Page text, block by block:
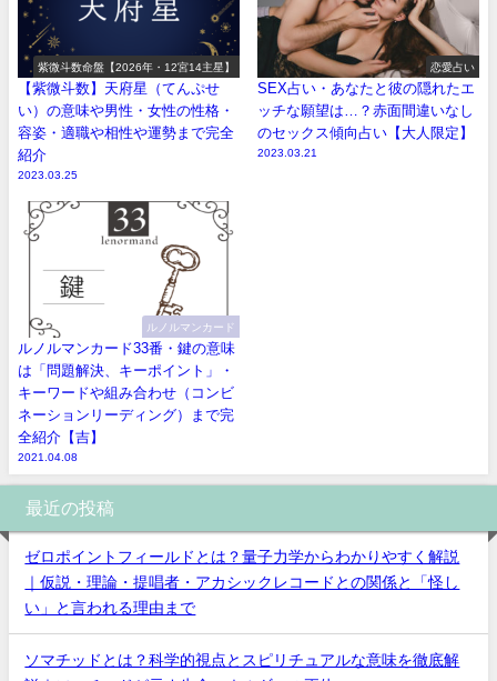
紫微斗数命盤【2026年・12宮14主星】
【紫微斗数】天府星（てんぷせ
い）の意味や男性・女性の性格・
容姿・適職や相性や運勢まで完全
紹介
2023.03.25
恋愛占い
SEX占い・あなたと彼の隠れたエ
ッチな願望は…？赤面間違いなし
のセックス傾向占い【大人限定】
2023.03.21
ルノルマンカード
ルノルマンカード33番・鍵の意味
は「問題解決、キーポイント」・
キーワードや組み合わせ（コンビ
ネーションリーディング）まで完
全紹介【吉】
2021.04.08
最近の投稿
ゼロポイントフィールドとは？量子力学からわかりやすく解説
｜仮説・理論・提唱者・アカシックレコードとの関係と「怪し
い」と言われる理由まで
ソマチッドとは？科学的視点とスピリチュアルな意味を徹底解